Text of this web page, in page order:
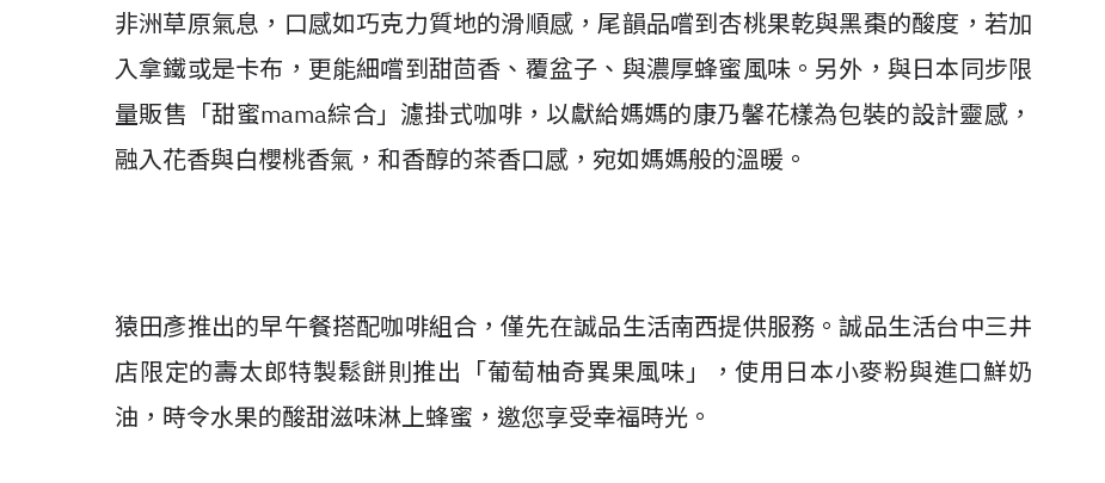
非洲草原氣息，口感如巧克力質地的滑順感，尾韻品嚐到杏桃果乾與黑棗的酸度，若加
入拿鐵或是卡布，更能細嚐到甜茴香、覆盆子、與濃厚蜂蜜風味。另外，與日本同步限
量販售「甜蜜mama綜合」濾掛式咖啡，以獻給媽媽的康乃馨花樣為包裝的設計靈感，
融入花香與白櫻桃香氣，和香醇的茶香口感，宛如媽媽般的溫暖。
猿田彥推出的早午餐搭配咖啡組合，僅先在誠品生活南西提供服務。誠品生活台中三井
店限定的壽太郎特製鬆餅則推出「葡萄柚奇異果風味」，使用日本小麥粉與進口鮮奶
油，時令水果的酸甜滋味淋上蜂蜜，邀您享受幸福時光。